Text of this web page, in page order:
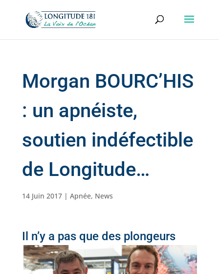
Morgan BOURC’HIS
: un apnéiste,
soutien indéfectible
de Longitude…
14 Juin 2017| Apnée, News
Il n’y a pas que des plongeurs